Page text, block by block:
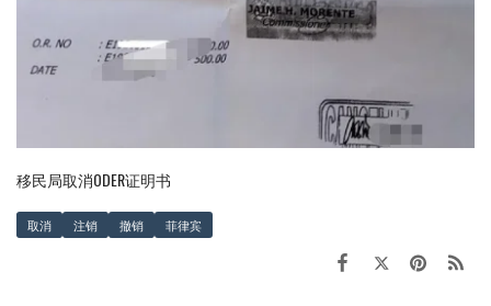
移民局取消ODER证明书
取消 注销 撤销 菲律宾